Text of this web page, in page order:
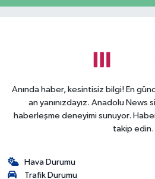
Anında haber, kesintisiz bilgi! En
an yanınızdayız. Anadolu News
haberleşme deneyimi sunuyor.
takip edin.
Hava Durumu
Trafik Durumu